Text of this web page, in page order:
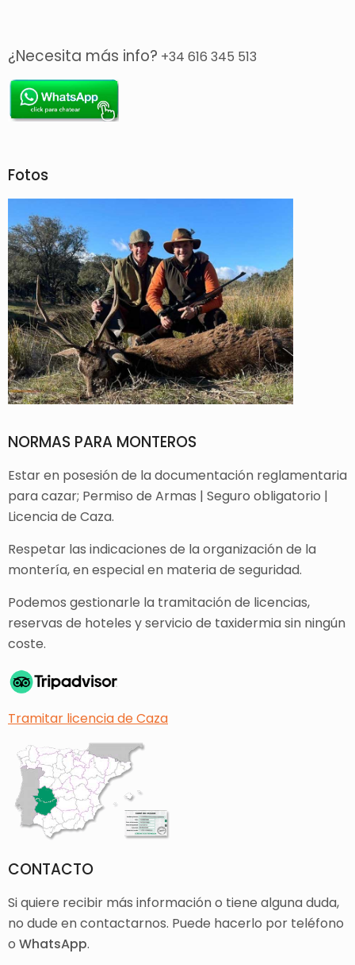
¿Necesita más info? +34 616 345 513
Fotos
NORMAS PARA MONTEROS
Estar en posesión de la documentación reglamentaria
para cazar; Permiso de Armas | Seguro obligatorio |
Licencia de Caza.
Respetar las indicaciones de la organización de la
montería, en especial en materia de seguridad.
Podemos gestionarle la tramitación de licencias,
reservas de hoteles y servicio de taxidermia sin ningún
coste.
Tramitar licencia de Caza
CONTACTO
Si quiere recibir más información o tiene alguna duda,
no dude en contactarnos. Puede hacerlo por teléfono
o WhatsApp.